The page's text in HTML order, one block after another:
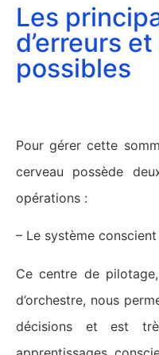
Les
d’erreurs
possibles
Pour gérer cette
cerveau possède
opérations :
– Le système
Ce centre de
d’orchestre, nous
décisions et est